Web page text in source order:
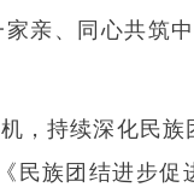
亲、同心共筑
，持续深化民
族团结进步促